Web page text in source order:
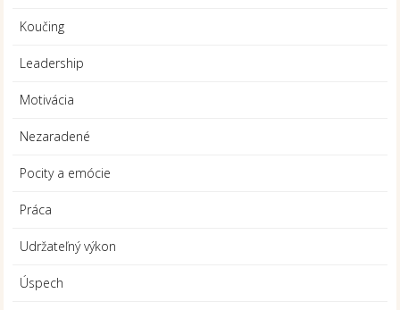
Koučing
Leadership
Motivácia
Nezaradené
Pocity a emócie
Práca
Udržateľný výkon
Úspech